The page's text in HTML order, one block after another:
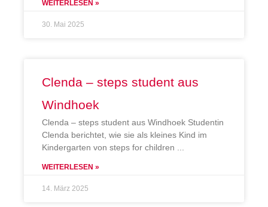
WEITERLESEN »
30. Mai 2025
Clenda – steps student aus
Windhoek
Clenda – steps student aus Windhoek Studentin
Clenda berichtet, wie sie als kleines Kind im
Kindergarten von steps for children
WEITERLESEN »
14. März 2025